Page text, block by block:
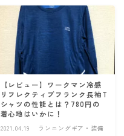
【レビュー】ワークマン冷感
リフレクティブフランク長袖T
シャツの性能とは？780円の
着心地はいかに！
2021.04.19 ランニングギア・装備